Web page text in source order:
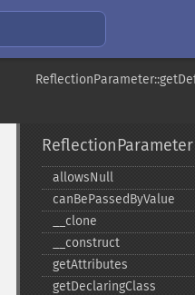
ReflectionParameter
allowsNull
canBePassedByValue
_​_​clone
_​_​construct
getAttributes
getDeclaringClass